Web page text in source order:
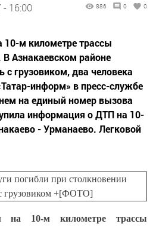
- 16:00 886 0 0
м километре трассы
Азнакаевском районе
с грузовиком, два человека
информ» в пресс-службе
на единый номер вызова
информация о ДТП на 10-
- Урманаево. Легковой
на 10-м километре трассы